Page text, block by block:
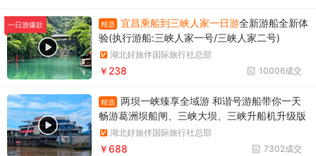
一日游爆款 精选 宜昌乘船到三峡人家一日游全新游船全新体
验(执行游船:三峡人家一号/三峡人家二号)
湖北好旅伴国际旅行社总部
10006成交
￥238
精选
两坝一峡臻享全域游 和谐号游船带你一天
畅游葛洲坝船闸、三峡大坝、三峡升船机升级版
两坝一峡，升级版两坝一峡全域游，两坝一峡PL
US版本
湖北好旅伴国际旅行社总部
7302成交
￥688